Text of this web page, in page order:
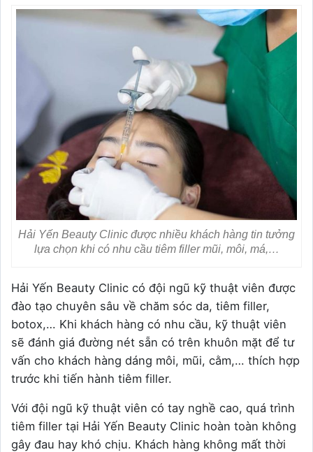
Hải Yến Beauty Clinic được nhiều khách hàng tin tưởng
lựa chọn khi có nhu cầu tiêm filler mũi, môi, má,…
Hải Yến Beauty Clinic có đội ngũ kỹ thuật viên được
đào tạo chuyên sâu về chăm sóc da, tiêm filler,
botox,… Khi khách hàng có nhu cầu, kỹ thuật viên
sẽ đánh giá đường nét sẵn có trên khuôn mặt để tư
vấn cho khách hàng dáng môi, mũi, cằm,… thích hợp
trước khi tiến hành tiêm filler.
Với đội ngũ kỹ thuật viên có tay nghề cao, quá trình
tiêm filler tại Hải Yến Beauty Clinic hoàn toàn không
gây đau hay khó chịu. Khách hàng không mất thời